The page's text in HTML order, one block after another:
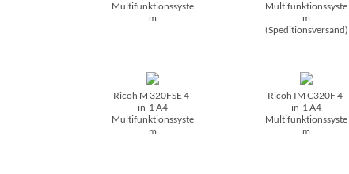
Multifunktionssyste
m
Multifunktionssyste
m
(Speditionsversand)
Ricoh M 320FSE 4-
in-1 A4
Multifunktionssyste
m
Ricoh IM C320F 4-
in-1 A4
Multifunktionssyste
m